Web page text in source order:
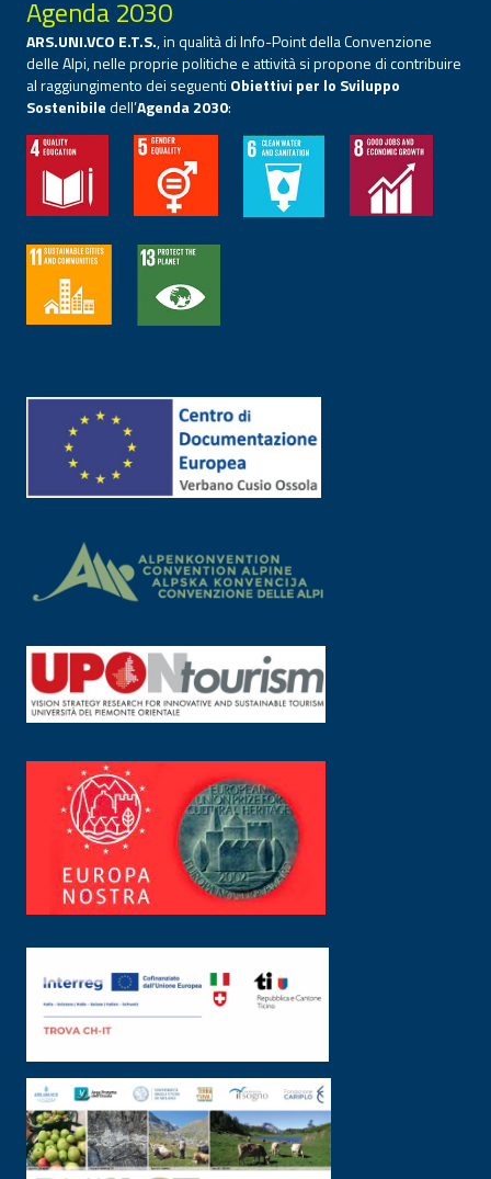
Agenda 2030
ARS.UNI.VCO E.T.S., in qualità di Info-Point della Convenzione
delle Alpi, nelle proprie politiche e attività si propone di contribuire
al raggiungimento dei seguenti Obiettivi per lo Sviluppo
Sostenibiledell’Agenda 2030: